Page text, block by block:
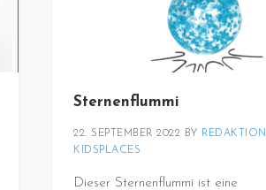
Sternenflummi
22. SEPTEMBER 2022 BY REDAKTION
KIDSPLACES
Dieser Sternenflummi ist eine